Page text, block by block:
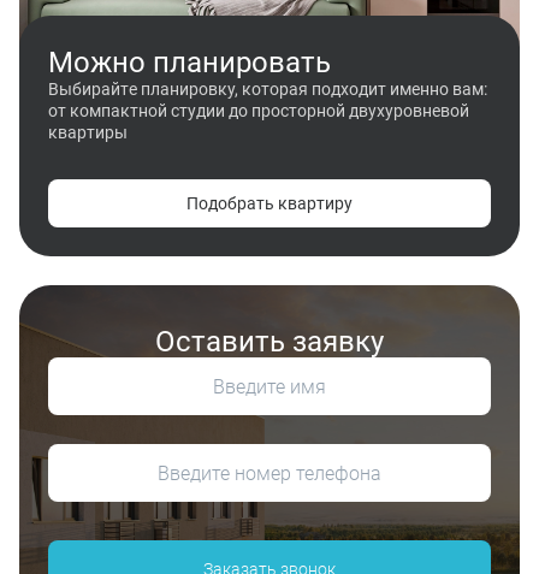
Можно планировать
Выбирайте планировку, которая подходит именно вам:
от компактной студии до просторной двухуровневой
квартиры
Подобрать квартиру
Оставить заявку
Заказать звонок